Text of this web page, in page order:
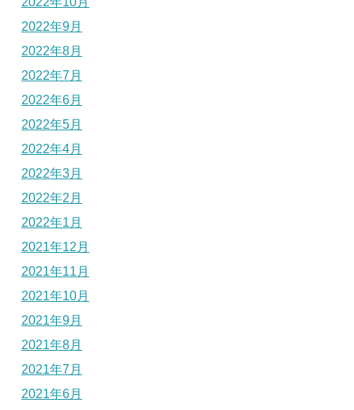
2022年9月
2022年8月
2022年7月
2022年6月
2022年5月
2022年4月
2022年3月
2022年2月
2022年1月
2021年12月
2021年11月
2021年10月
2021年9月
2021年8月
2021年7月
2021年6月